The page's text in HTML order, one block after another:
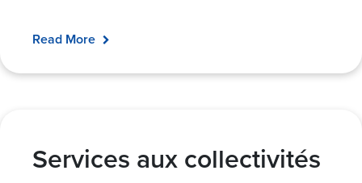
Read More
Services aux collectivités